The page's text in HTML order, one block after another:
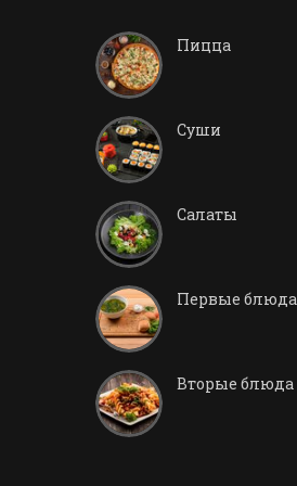
Пицца
Суши
Салаты
Первые блюда
Вторые блюда